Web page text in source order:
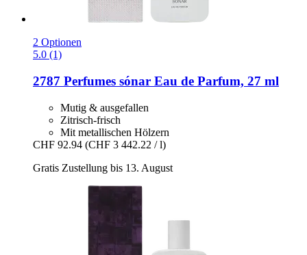
2 Optionen
5.0 (1)
2787 Perfumes sónar Eau de Parfum, 27 ml
Mutig & ausgefallen
Zitrisch-frisch
Mit metallischen Hölzern
CHF 92.94 (CHF 3 442.22 / l)
Gratis Zustellung bis 13. August